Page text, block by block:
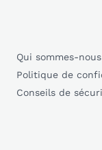
Qui sommes-
Politique de
Conseils de